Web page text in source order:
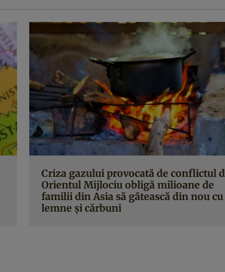
Criza gazului provocată de conflictul
Orientul Mijlociu obligă milioane de
familii din Asia să gătească din nou cu
lemne și cărbuni